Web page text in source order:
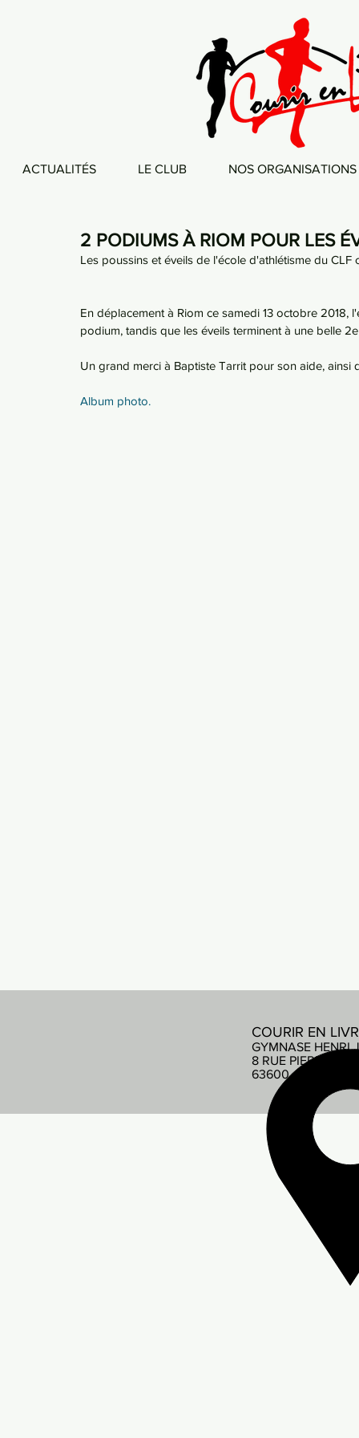
ACTUALITÉS LE CLUB NOS ORGANISATIONS
2 PODIUMS À RIOM POUR LES
Les poussins et éveils de l'école d'athlétisme du
En déplacement à Riom ce samedi 13 octobre
podium, tandis que les éveils terminent à une belle
Un grand merci à Baptiste Tarrit pour son aide,
Album photo.
COURIR EN
GYMNASE HENRI
8 RUE PIERRE DE
63600 AMBERT